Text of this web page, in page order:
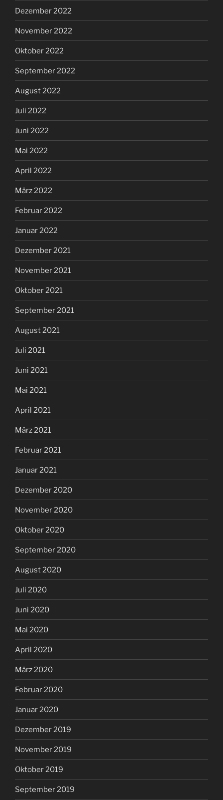
Dezember 2022
November 2022
Oktober 2022
September 2022
August 2022
Juli 2022
Juni 2022
Mai 2022
April 2022
März 2022
Februar 2022
Januar 2022
Dezember 2021
November 2021
Oktober 2021
September 2021
August 2021
Juli 2021
Juni 2021
Mai 2021
April 2021
März 2021
Februar 2021
Januar 2021
Dezember 2020
November 2020
Oktober 2020
September 2020
August 2020
Juli 2020
Juni 2020
Mai 2020
April 2020
März 2020
Februar 2020
Januar 2020
Dezember 2019
November 2019
Oktober 2019
September 2019